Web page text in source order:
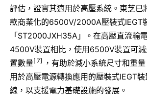
評估，證實其適用於高壓系統。東芝已
款商業化的6500V/2000A壓裝式IEGT
「ST2000JXH35A」。在高壓直流輸
4500V裝置相比，使用6500V裝置可
置數量[ 7]
，有助於減小系統尺寸和重
用於高壓電源轉換應用的壓裝式IEGT
線，以支援電力基礎設施的發展。